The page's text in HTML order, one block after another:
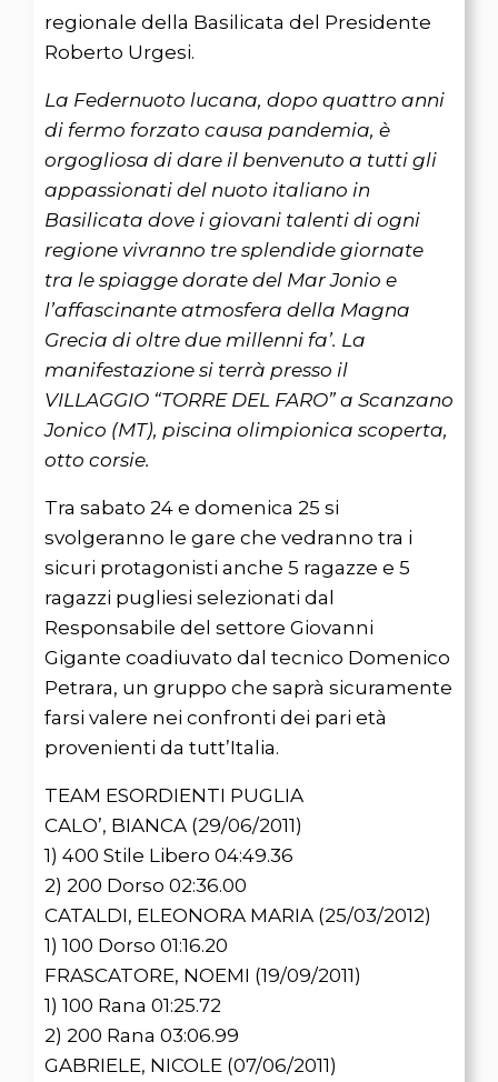
regionale della Basilicata del Presidente
Roberto Urgesi.
La Federnuoto lucana, dopo quattro anni
di fermo forzato causa pandemia, è
orgogliosa di dare il benvenuto a tutti gli
appassionati del nuoto italiano in
Basilicata dove i giovani talenti di ogni
regione vivranno tre splendide giornate
tra le spiagge dorate del Mar Jonio e
l’affascinante atmosfera della Magna
Grecia di oltre due millenni fa’. La
manifestazione si terrà presso il
VILLAGGIO “TORRE DEL FARO” a Scanzano
Jonico (MT), piscina olimpionica scoperta,
otto corsie.
Tra sabato 24 e domenica 25 si
svolgeranno le gare che vedranno tra i
sicuri protagonisti anche 5 ragazze e 5
ragazzi pugliesi selezionati dal
Responsabile del settore Giovanni
Gigante coadiuvato dal tecnico Domenico
Petrara, un gruppo che saprà sicuramente
farsi valere nei confronti dei pari età
provenienti da tutt’Italia.
TEAM ESORDIENTI PUGLIA
CALO’, BIANCA (29/06/2011)
1) 400 Stile Libero 04:49.36
2) 200 Dorso 02:36.00
CATALDI, ELEONORA MARIA (25/03/2012)
1) 100 Dorso 01:16.20
FRASCATORE, NOEMI (19/09/2011)
1) 100 Rana 01:25.72
2) 200 Rana 03:06.99
GABRIELE, NICOLE (07/06/2011)